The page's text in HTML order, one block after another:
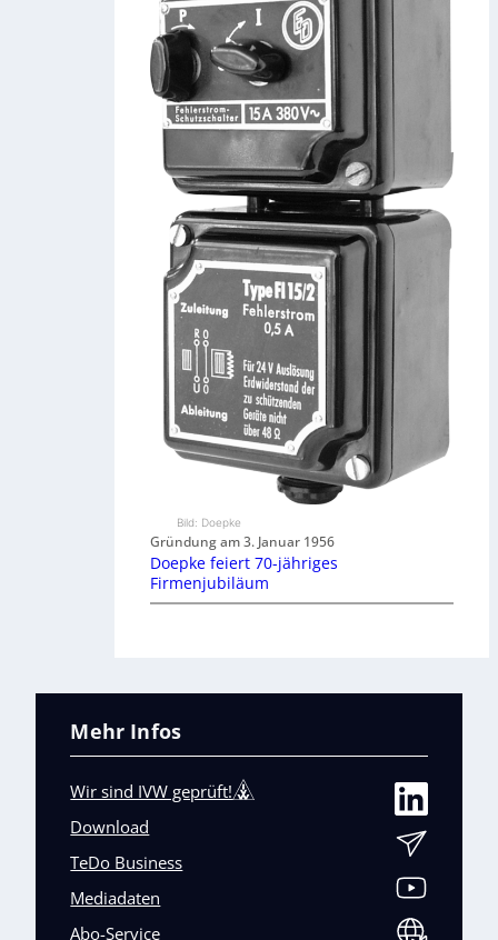
Bild: Doepke
Gründung am 3. Januar 1956
Doepke feiert 70-jähriges
Firmenjubiläum
Mehr Infos
Wir sind IVW geprüft!
Download
TeDo Business
Mediadaten
Abo-Service